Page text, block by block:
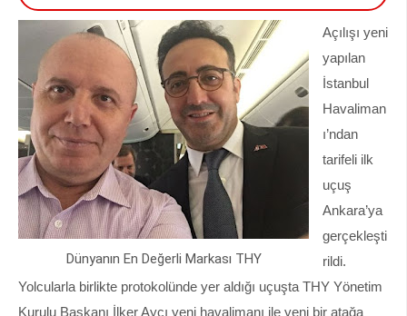
Dünyanın En Değerli Markası THY
Açılışı yeni
yapılan
İstanbul
Havaliman
ı’ndan
tarifeli ilk
uçuş
Ankara’ya
gerçekleşti
rildi.
Yolcularla birlikte protokolünde yer aldığı uçuşta THY Yönetim
Kurulu Başkanı İlker Aycı yeni havalimanı ile yeni bir atağa